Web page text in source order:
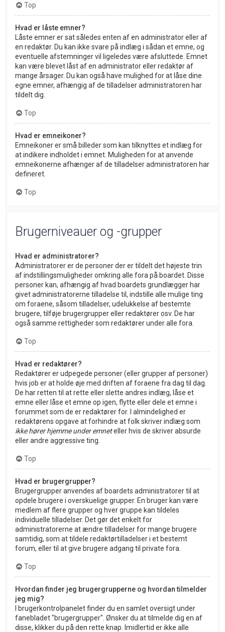
Top
Hvad er låste emner?
Låste emner er sat således enten af en administrator eller af
en redaktør. Du kan ikke svare på indlæg i sådan et emne, og
eventuelle afstemninger vil ligeledes være afsluttede. Emnet
kan være blevet låst af en administrator eller redaktør af
mange årsager. Du kan også have mulighed for at låse dine
egne emner, afhængig af de tilladelser administratoren har
tildelt dig.
Top
Hvad er emneikoner?
Emneikoner er små billeder som kan tilknyttes et indlæg for
at indikere indholdet i emnet. Muligheden for at anvende
emneikonerne afhænger af de tilladelser administratoren har
defineret.
Top
Brugerniveauer og -grupper
Hvad er administratorer?
Administratorer er de personer der er tildelt det højeste trin
af indstillingsmuligheder omkring alle fora på boardet. Disse
personer kan, afhængig af hvad boardets grundlægger har
givet administratorerne tilladelse til, indstille alle mulige ting
om foraene, såsom tilladelser, udelukkelse af bestemte
brugere, tilføje brugergrupper eller redaktører osv. De har
også samme rettigheder som redaktører under alle fora.
Top
Hvad er redaktører?
Redaktører er udpegede personer (eller grupper af personer)
hvis job er at holde øje med driften af foraene fra dag til dag.
De har retten til at rette eller slette andres indlæg, låse et
emne eller låse et emne op igen, flytte eller dele et emne i
forummet som de er redaktører for. I almindelighed er
redaktørens opgave at forhindre at folk skriver indlæg som
ikke hører hjemme under emneteller hvis de skriver absurde
eller andre aggressive ting.
Top
Hvad er brugergrupper?
Brugergrupper anvendes af boardets administratorer til at
opdele brugere i overskuelige grupper. En bruger kan være
medlem af flere grupper og hver gruppe kan tildeles
individuelle tilladelser. Det gør det enkelt for
administratorerne at ændre tilladelser for mange brugere
samtidig, som at tildele redaktørtilladelser i et bestemt
forum, eller til at give brugere adgang til private fora.
Top
Hvordan finder jeg brugergrupperne og hvordan tilmelder
jeg mig?
I brugerkontrolpanelet finder du en samlet oversigt under
fanebladet "brugergrupper". Ønsker du at tilmelde dig en af
disse, klikker du på den rette knap. Imidlertid er ikke alle